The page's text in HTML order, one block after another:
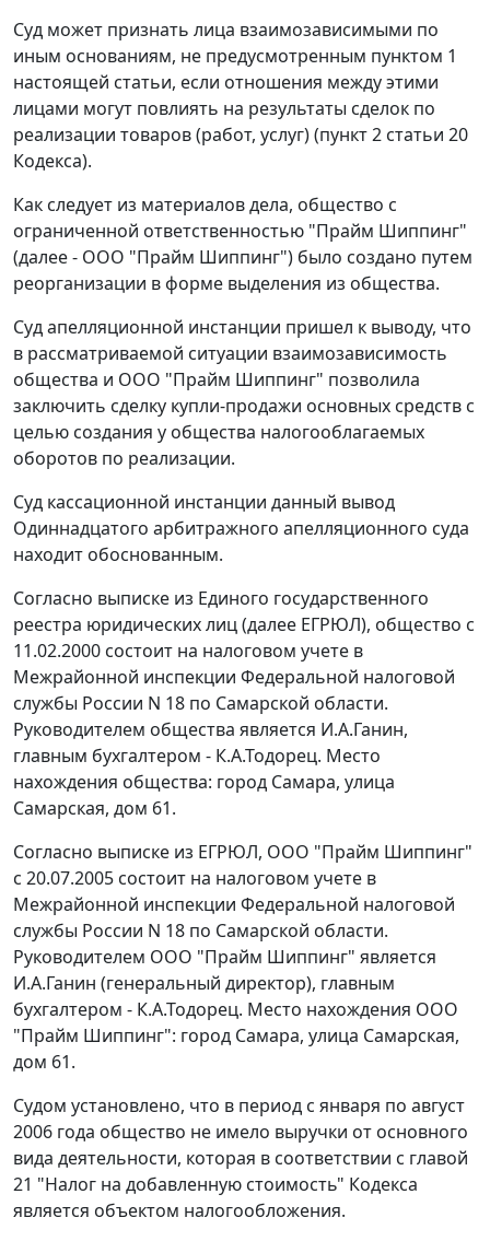
Суд может признать лица взаимозависимыми по
иным основаниям, не предусмотренным пунктом 1
настоящей статьи, если отношения между этими
лицами могут повлиять на результаты сделок по
реализации товаров (работ, услуг) (пункт 2 статьи 20
Кодекса).
Как следует из материалов дела, общество с
ограниченной ответственностью "Прайм Шиппинг"
(далее - ООО "Прайм Шиппинг") было создано путем
реорганизации в форме выделения из общества.
Суд апелляционной инстанции пришел к выводу, что
в рассматриваемой ситуации взаимозависимость
общества и ООО "Прайм Шиппинг" позволила
заключить сделку купли-продажи основных средств с
целью создания у общества налогооблагаемых
оборотов по реализации.
Суд кассационной инстанции данный вывод
Одиннадцатого арбитражного апелляционного суда
находит обоснованным.
Согласно выписке из Единого государственного
реестра юридических лиц (далее ЕГРЮЛ), общество с
11.02.2000 состоит на налоговом учете в
Межрайонной инспекции Федеральной налоговой
службы России N 18 по Самарской области.
Руководителем общества является И.А.Ганин,
главным бухгалтером - К.А.Тодорец. Место
нахождения общества: город Самара, улица
Самарская, дом 61.
Согласно выписке из ЕГРЮЛ, ООО "Прайм Шиппинг"
с 20.07.2005 состоит на налоговом учете в
Межрайонной инспекции Федеральной налоговой
службы России N 18 по Самарской области.
Руководителем ООО "Прайм Шиппинг" является
И.А.Ганин (генеральный директор), главным
бухгалтером - К.А.Тодорец. Место нахождения ООО
"Прайм Шиппинг": город Самара, улица Самарская,
дом 61.
Судом установлено, что в период с января по август
2006 года общество не имело выручки от основного
вида деятельности, которая в соответствии с главой
21 "Налог на добавленную стоимость" Кодекса
является объектом налогообложения.